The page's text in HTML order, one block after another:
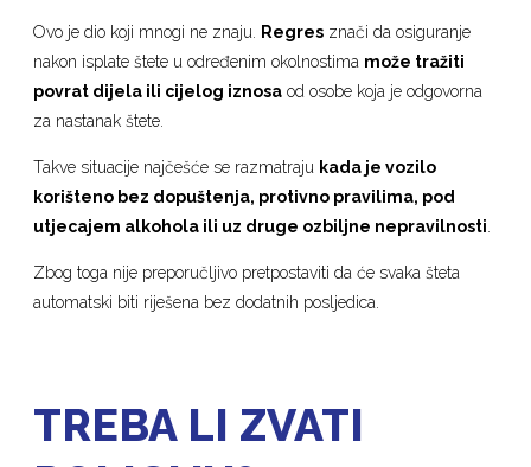
Ovo je dio koji mnogi ne znaju. Regres znači da osiguranje
nakon isplate štete u određenim okolnostima može tražiti
povrat dijela ili cijelog iznosa od osobe koja je odgovorna
za nastanak štete.
Takve situacije najčešće se razmatraju kada je vozilo
korišteno bez dopuštenja, protivno pravilima, pod
utjecajem alkohola ili uz druge ozbiljne nepravilnosti
Zbog toga nije preporučljivo pretpostaviti da će svaka šteta
automatski biti riješena bez dodatnih posljedica.
TREBA LI ZVATI